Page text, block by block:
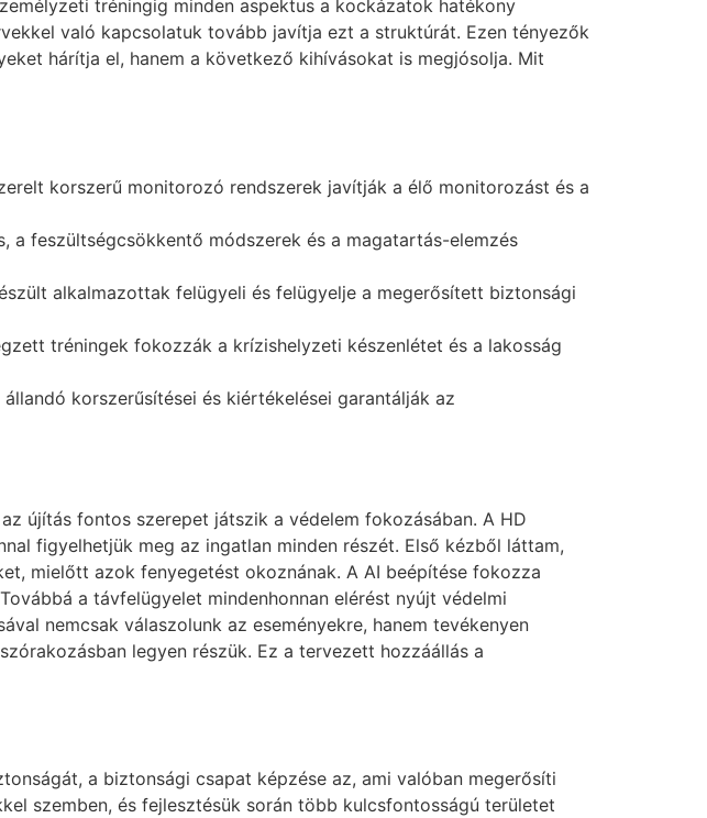
tréningig minden aspektus a kockázatok hatékony
való kapcsolatuk tovább javítja ezt a struktúrát. Ezen tényezők
hárítja el, hanem a következő kihívásokat is megjósolja. Mit
korszerű monitorozó rendszerek javítják a élő monitorozást és a
a feszültségcsökkentő módszerek és a magatartás-elemzés
alkalmazottak felügyeli és felügyelje a megerősített biztonsági
tréningek fokozzák a krízishelyzeti készenlétet és a lakosság
korszerűsítései és kiértékelései garantálják az
újítás fontos szerepet játszik a védelem fokozásában. A HD
figyelhetjük meg az ingatlan minden részét. Első kézből láttam,
mielőtt azok fenyegetést okoznának. A AI beépítése fokozza
a távfelügyelet mindenhonnan elérést nyújt védelmi
nemcsak válaszolunk az eseményekre, hanem tevékenyen
legyen részük. Ez a tervezett hozzáállás a
a biztonsági csapat képzése az, ami valóban megerősíti
szemben, és fejlesztésük során több kulcsfontosságú területet